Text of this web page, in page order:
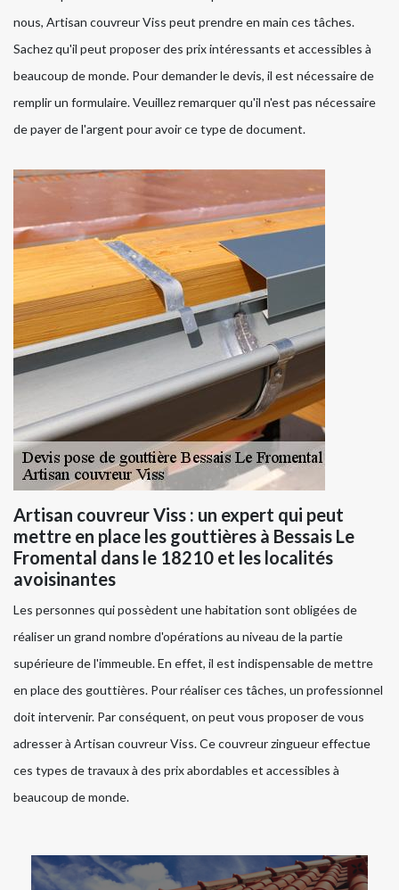
nous, Artisan couvreur Viss peut prendre en main ces tâches.
Sachez qu'il peut proposer des prix intéressants et accessibles à
beaucoup de monde. Pour demander le devis, il est nécessaire de
remplir un formulaire. Veuillez remarquer qu'il n'est pas nécessaire
de payer de l'argent pour avoir ce type de document.
Artisan couvreur Viss : un expert qui peut
mettre en place les gouttières à Bessais Le
Fromental dans le 18210 et les localités
avoisinantes
Les personnes qui possèdent une habitation sont obligées de
réaliser un grand nombre d'opérations au niveau de la partie
supérieure de l'immeuble. En effet, il est indispensable de mettre
en place des gouttières. Pour réaliser ces tâches, un professionnel
doit intervenir. Par conséquent, on peut vous proposer de vous
adresser à Artisan couvreur Viss. Ce couvreur zingueur effectue
ces types de travaux à des prix abordables et accessibles à
beaucoup de monde.